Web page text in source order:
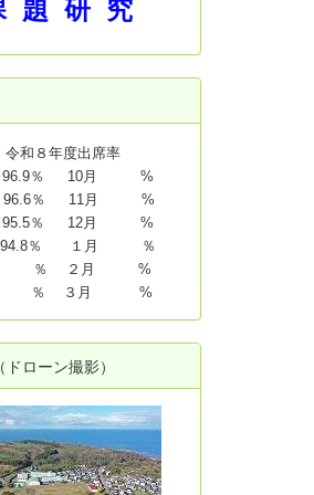
題 研 究
令和８年度出席率
96.9％ 10月 %
96.6％ 11月 %
95.5％ 12月 %
％ １月 ％
％ ２月 %
％ ３月 %
ローン撮影）